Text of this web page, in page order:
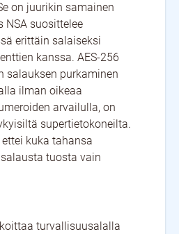
on juurikin samainen
NSA suosittelee
erittäin salaiseksi
kanssa. AES-256
salauksen purkaminen
ilman oikeaa
arvailulla, on
supertietokoneilta.
kuka tahansa
tuosta vain
turvallisuusalalla